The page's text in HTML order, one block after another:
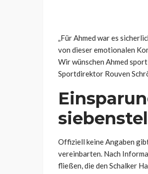
„Für Ahmed war es
von dieser emotionalen
Wir wünschen Ahmed
Sportdirektor Rouven
Offiziell keine Angaben
vereinbarten. Nach
fließen, die den Schalker